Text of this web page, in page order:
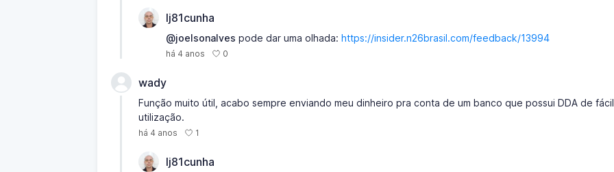
lj81cunha
@joelsonalves pode dar uma olhada: https://insider.n26brasil.com/feedback/13994
há 4 anos 0
wady
Função muito útil, acabo sempre enviando meu dinheiro pra conta de um banco que possui DDA de fácil
utilização.
há 4 anos 1
lj81cunha